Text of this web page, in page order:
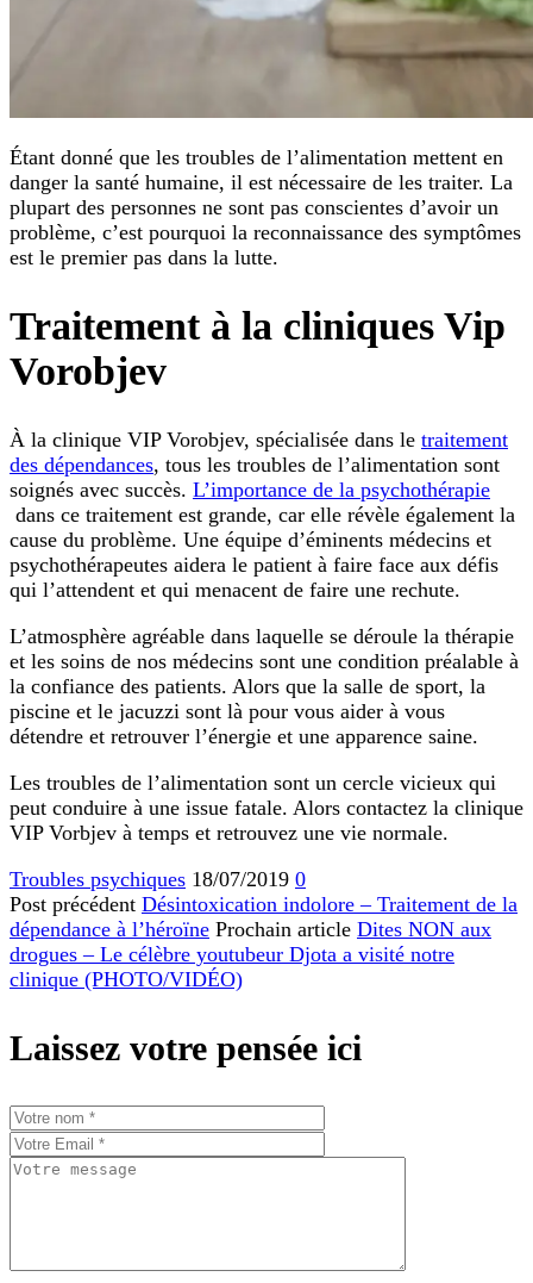
Étant donné que les troubles de l’alimentation mettent en
danger la santé humaine, il est nécessaire de les traiter. La
plupart des personnes ne sont pas conscientes d’avoir un
problème, c’est pourquoi la reconnaissance des symptômes
est le premier pas dans la lutte.
Traitement à la cliniques Vip
Vorobjev
À la clinique VIP Vorobjev, spécialisée dans le traitement
des dépendances, tous les troubles de l’alimentation sont
soignés avec succès. L’importance de la psychothérapie
dans ce traitement est grande, car elle révèle également la
cause du problème. Une équipe d’éminents médecins et
psychothérapeutes aidera le patient à faire face aux défis
qui l’attendent et qui menacent de faire une rechute.
L’atmosphère agréable dans laquelle se déroule la thérapie
et les soins de nos médecins sont une condition préalable à
la confiance des patients. Alors que la salle de sport, la
piscine et le jacuzzi sont là pour vous aider à vous
détendre et retrouver l’énergie et une apparence saine.
Les troubles de l’alimentation sont un cercle vicieux qui
peut conduire à une issue fatale. Alors contactez la clinique
VIP Vorbjev à temps et retrouvez une vie normale.
Troubles psychiques 18/07/2019 0
Post précédent Désintoxication indolore – Traitement de la
dépendance à l’héroïne Prochain article Dites NON aux
drogues – Le célèbre youtubeur Djota a visité notre
clinique (PHOTO/VIDÉO)
Laissez votre pensée ici